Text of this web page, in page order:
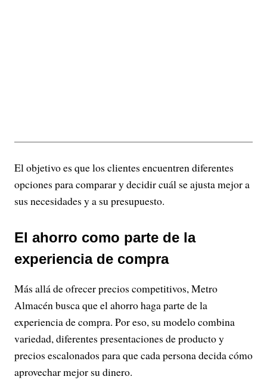
El objetivo es que los clientes encuentren diferentes
opciones para comparar y decidir cuál se ajusta mejor a
sus necesidades y a su presupuesto.
El ahorro como parte de la
experiencia de compra
Más allá de ofrecer precios competitivos, Metro
Almacén busca que el ahorro haga parte de la
experiencia de compra. Por eso, su modelo combina
variedad, diferentes presentaciones de producto y
precios escalonados para que cada persona decida cómo
aprovechar mejor su dinero.